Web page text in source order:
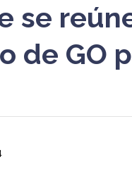
se
de GO